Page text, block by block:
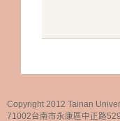
Copyright 2012 Tainan
71002台南市永康區中正路